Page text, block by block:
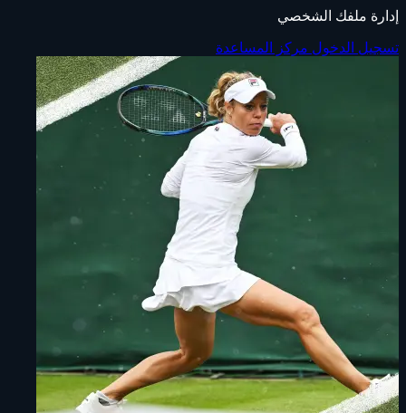
إدارة ملفك الشخصي
تسجيل الدخول مركز المساعدة